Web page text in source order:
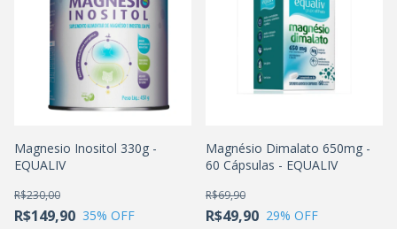
Magnesio Inositol 330g -
EQUALIV
R$149,90
R$230,00
35% OFF
Magnésio Dimalato 650mg -
60 Cápsulas - EQUALIV
R$49,90
R$69,90
29% OFF